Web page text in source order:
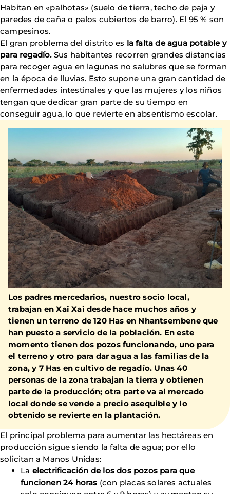
Habitan en «palhotas» (suelo de tierra, techo de paja y
paredes de caña o palos cubiertos de barro). El 95 % son
campesinos.
El gran problema del distrito es la falta de agua potable y
para regadío.Sus habitantes recorren grandes distancias
para recoger agua en lagunas no salubres que se forman
en la época de lluvias. Esto supone una gran cantidad de
enfermedades intestinales y que las mujeres y los niños
tengan que dedicar gran parte de su tiempo en
conseguir agua, lo que revierte en absentismo escolar.
Los padres mercedarios, nuestro socio local,
trabajan en Xai Xai desde hace muchos años y
tienen un terreno de 120 Has en Nhantsembene que
han puesto a servicio de la población. En este
momento tienen dos pozos funcionando, uno para
el terreno y otro para dar agua a las familias de la
zona, y 7 Has en cultivo de regadío. Unas 40
personas de la zona trabajan la tierra y obtienen
parte de la producción; otra parte va al mercado
local donde se vende a precio asequible y lo
obtenido se revierte en la plantación.
El principal problema para aumentar las hectáreas en
producción sigue siendo la falta de agua; por ello
solicitan a Manos Unidas:
La electrificación de los dos pozos para que
funcionen 24 horas (con placas solares actuales